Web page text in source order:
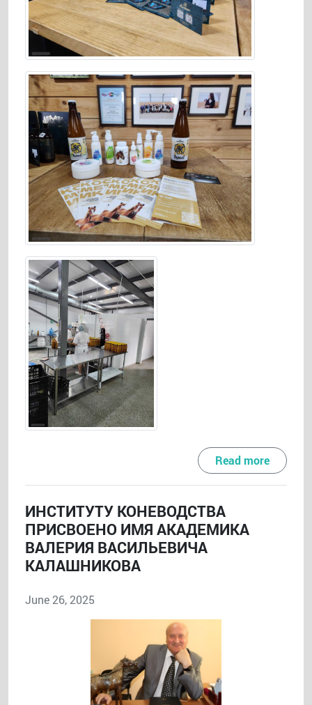
Read more
ИНСТИТУТУ КОНЕВОДСТВА
ПРИСВОЕНО ИМЯ АКАДЕМИКА
ВАЛЕРИЯ ВАСИЛЬЕВИЧА
КАЛАШНИКОВА
June 26, 2025